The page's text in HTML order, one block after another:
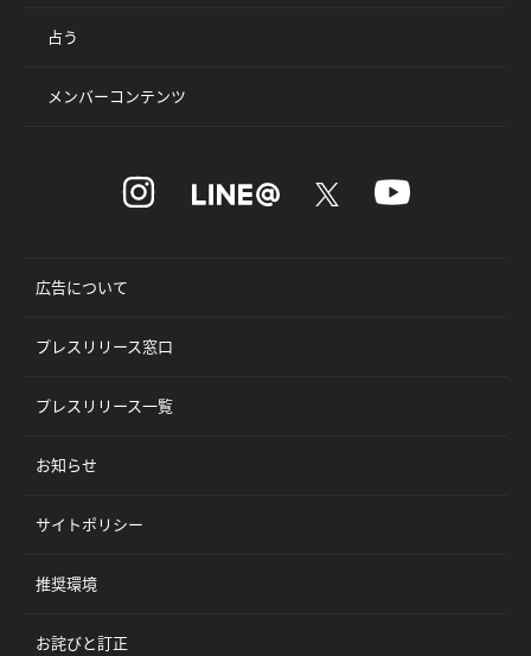
占う
メンバーコンテンツ
広告について
プレスリリース窓口
プレスリリース一覧
お知らせ
サイトポリシー
推奨環境
お詫びと訂正